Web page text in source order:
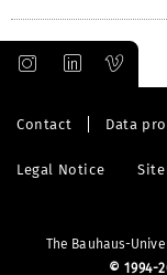
Contact Data
Legal Notice
The Bauhaus-
© 1994-